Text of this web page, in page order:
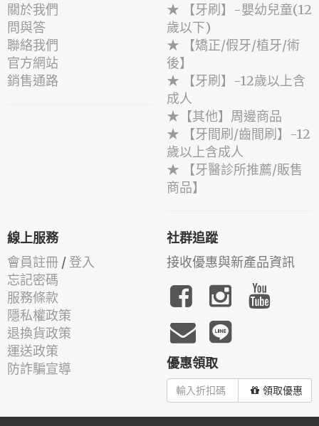
關於我們
問與答
聯絡我們
官方網站
銷售通路
★ 【牙刷】-嬰幼兒童(12
歲以下)
★ 【矯正/假牙/植牙/術
後】
★ 【牙刷】-12歲以上含
成人
★【其他】周邊商品
★ 【牙間刷/齒間刷】-12
歲以上含成人
★ 【牙醫診所推薦/販售
商品】
線上服務
會員註冊 / 登入
忘記密碼
服務條款
隱私權政策
退換貨政策
運送政策
防詐騙宣導
社群追蹤
接收優惠與新產品資訊
優惠領取
領取優惠